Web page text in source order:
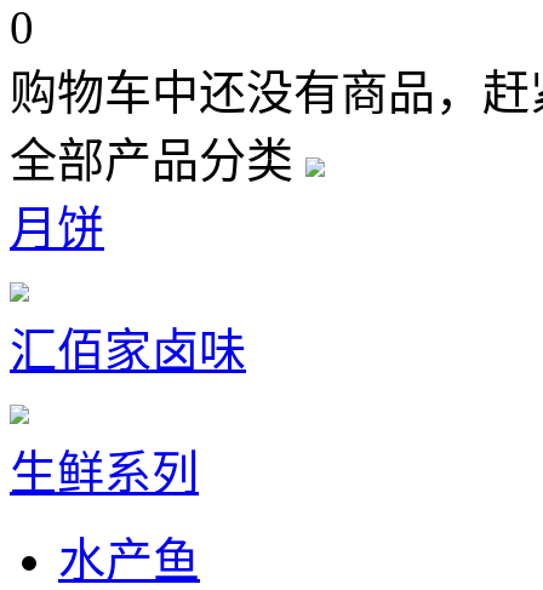
0
购物车中还没有商品，
全部产品分类
月饼
汇佰家卤味
生鲜系列
水产鱼